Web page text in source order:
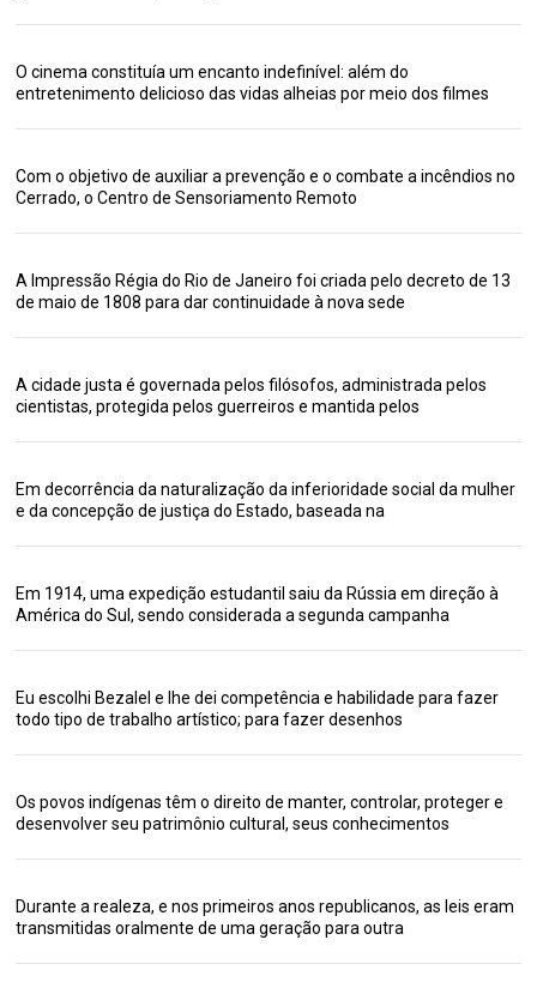
O cinema constituía um encanto indefinível: além do
entretenimento delicioso das vidas alheias por meio dos filmes
Com o objetivo de auxiliar a prevenção e o combate a incêndios no
Cerrado, o Centro de Sensoriamento Remoto
A Impressão Régia do Rio de Janeiro foi criada pelo decreto de 13
de maio de 1808 para dar continuidade à nova sede
A cidade justa é governada pelos filósofos, administrada pelos
cientistas, protegida pelos guerreiros e mantida pelos
Em decorrência da naturalização da inferioridade social da mulher
e da concepção de justiça do Estado, baseada na
Em 1914, uma expedição estudantil saiu da Rússia em direção à
América do Sul, sendo considerada a segunda campanha
Eu escolhi Bezalel e lhe dei competência e habilidade para fazer
todo tipo de trabalho artístico; para fazer desenhos
Os povos indígenas têm o direito de manter, controlar, proteger e
desenvolver seu patrimônio cultural, seus conhecimentos
Durante a realeza, e nos primeiros anos republicanos, as leis eram
transmitidas oralmente de uma geração para outra